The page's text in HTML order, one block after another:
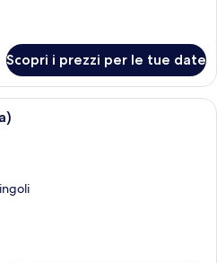
Scopri i prezzi per le tue date
Camera Superior (Politeama) |